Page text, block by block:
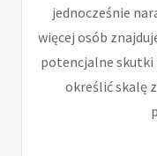
jednocześnie
więcej osób
potencjalne skutki
określić skalę